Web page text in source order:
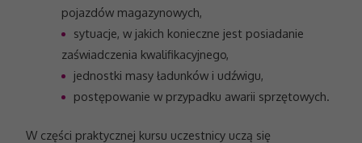
pojazdów magazynowych,
sytuacje, w jakich konieczne jest posiadanie
zaświadczenia kwalifikacyjnego,
jednostki masy ładunków i udźwigu,
postępowanie w przypadku awarii sprzętowych.
W części praktycznej kursu uczestnicy uczą się